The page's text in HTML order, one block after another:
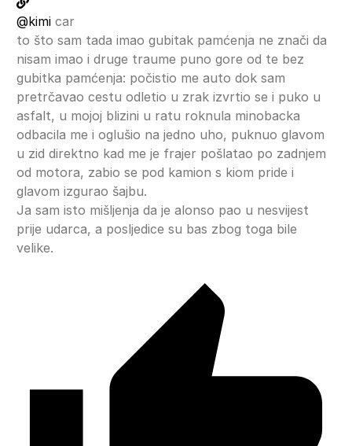
@kimi car
to što sam tada imao gubitak pamćenja ne znači da
nisam imao i druge traume puno gore od te bez
gubitka pamćenja: počistio me auto dok sam
pretrčavao cestu odletio u zrak izvrtio se i puko u
asfalt, u mojoj blizini u ratu roknula minobacka
odbacila me i oglušio na jedno uho, puknuo glavom
u zid direktno kad me je frajer pošlatao po zadnjem
od motora, zabio se pod kamion s kiom pride i
glavom izgurao šajbu.
Ja sam isto mišljenja da je alonso pao u nesvijest
prije udarca, a posljedice su bas zbog toga bile
velike.